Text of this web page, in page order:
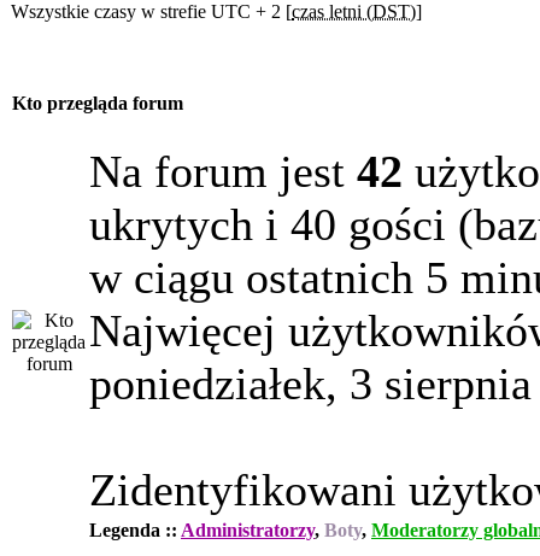
Wszystkie czasy w strefie UTC + 2 [czas letni (DST)]
Kto przegląda forum
Na forum jest 42
ukrytych i 40 gości
w ciągu ostatnich 5
Najwięcej
poniedziałek, 3
Zidentyfikowani
Legenda :: Administratorzy, Boty, Moderatorzy